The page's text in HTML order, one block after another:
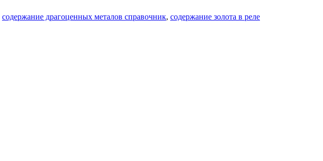
содержание драгоценных металов справочник, содержание золота в реле